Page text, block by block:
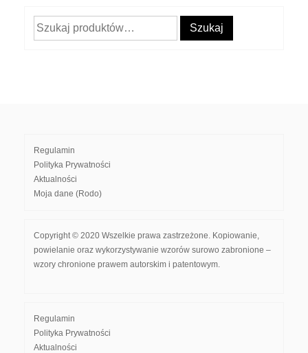
Szukaj: Szukaj
Regulamin
Polityka Prywatności
Aktualności
Moja dane (Rodo)
Copyright © 2020 Wszelkie prawa zastrzeżone. Kopiowanie,
powielanie oraz wykorzystywanie wzorów surowo zabronione –
wzory chronione prawem autorskim i patentowym.
Regulamin
Polityka Prywatności
Aktualności